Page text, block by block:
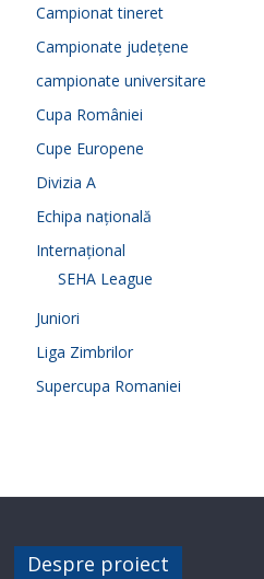
Campionat tineret
Campionate județene
campionate universitare
Cupa României
Cupe Europene
Divizia A
Echipa națională
Internațional
SEHA League
Juniori
Liga Zimbrilor
Supercupa Romaniei
Despre proiect